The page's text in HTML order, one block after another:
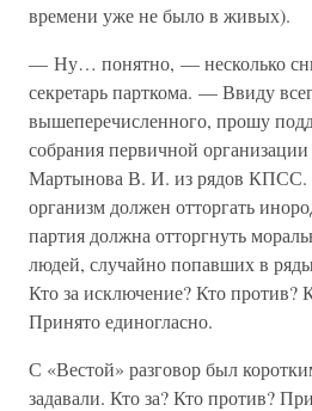
времени уже не было в живых).
— Ну… понятно, — несколько
секретарь парткома. — Ввиду
вышеперечисленного, прошу
собрания первичной
Мартынова В. И. из рядов КПСС.
организм должен отторгать
партия должна отторгнуть
людей, случайно попавших в
Кто за исключение? Кто против?
Принято единогласно.
С «Вестой» разговор был
задавали. Кто за? Кто против?